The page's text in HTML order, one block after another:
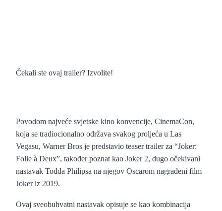
Čekali ste ovaj trailer? Izvolite!
Povodom najveće svjetske kino konvencije, CinemaCon,
koja se tradiocionalno održava svakog proljeća u Las
Vegasu, Warner Bros je predstavio teaser trailer za “Joker:
Folie à Deux”, također poznat kao Joker 2, dugo očekivani
nastavak Todda Philipsa na njegov Oscarom nagrađeni film
Joker iz 2019.
Ovaj sveobuhvatni nastavak opisuje se kao kombinacija